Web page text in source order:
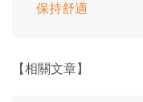
保持舒適
【相關文章】